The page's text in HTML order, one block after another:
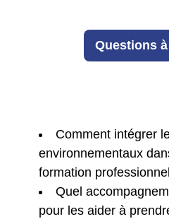
Questions
Comment intégrer
environnementaux
formation
Quel
pour les aider à